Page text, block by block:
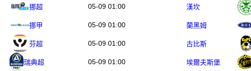
挪超 05-09 01:00 漢坎
挪甲 05-09 01:00 蘭黑姆
芬超 05-09 01:00 古比斯
瑞典超 05-09 01:00 埃爾夫斯堡